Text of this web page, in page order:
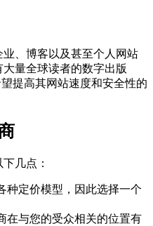
、博客以及甚至个人网站
量全球读者的数字出版
提高其网站速度和安全性的
几点：
种定价模型，因此选择一个
在与您的受众相关的位置有